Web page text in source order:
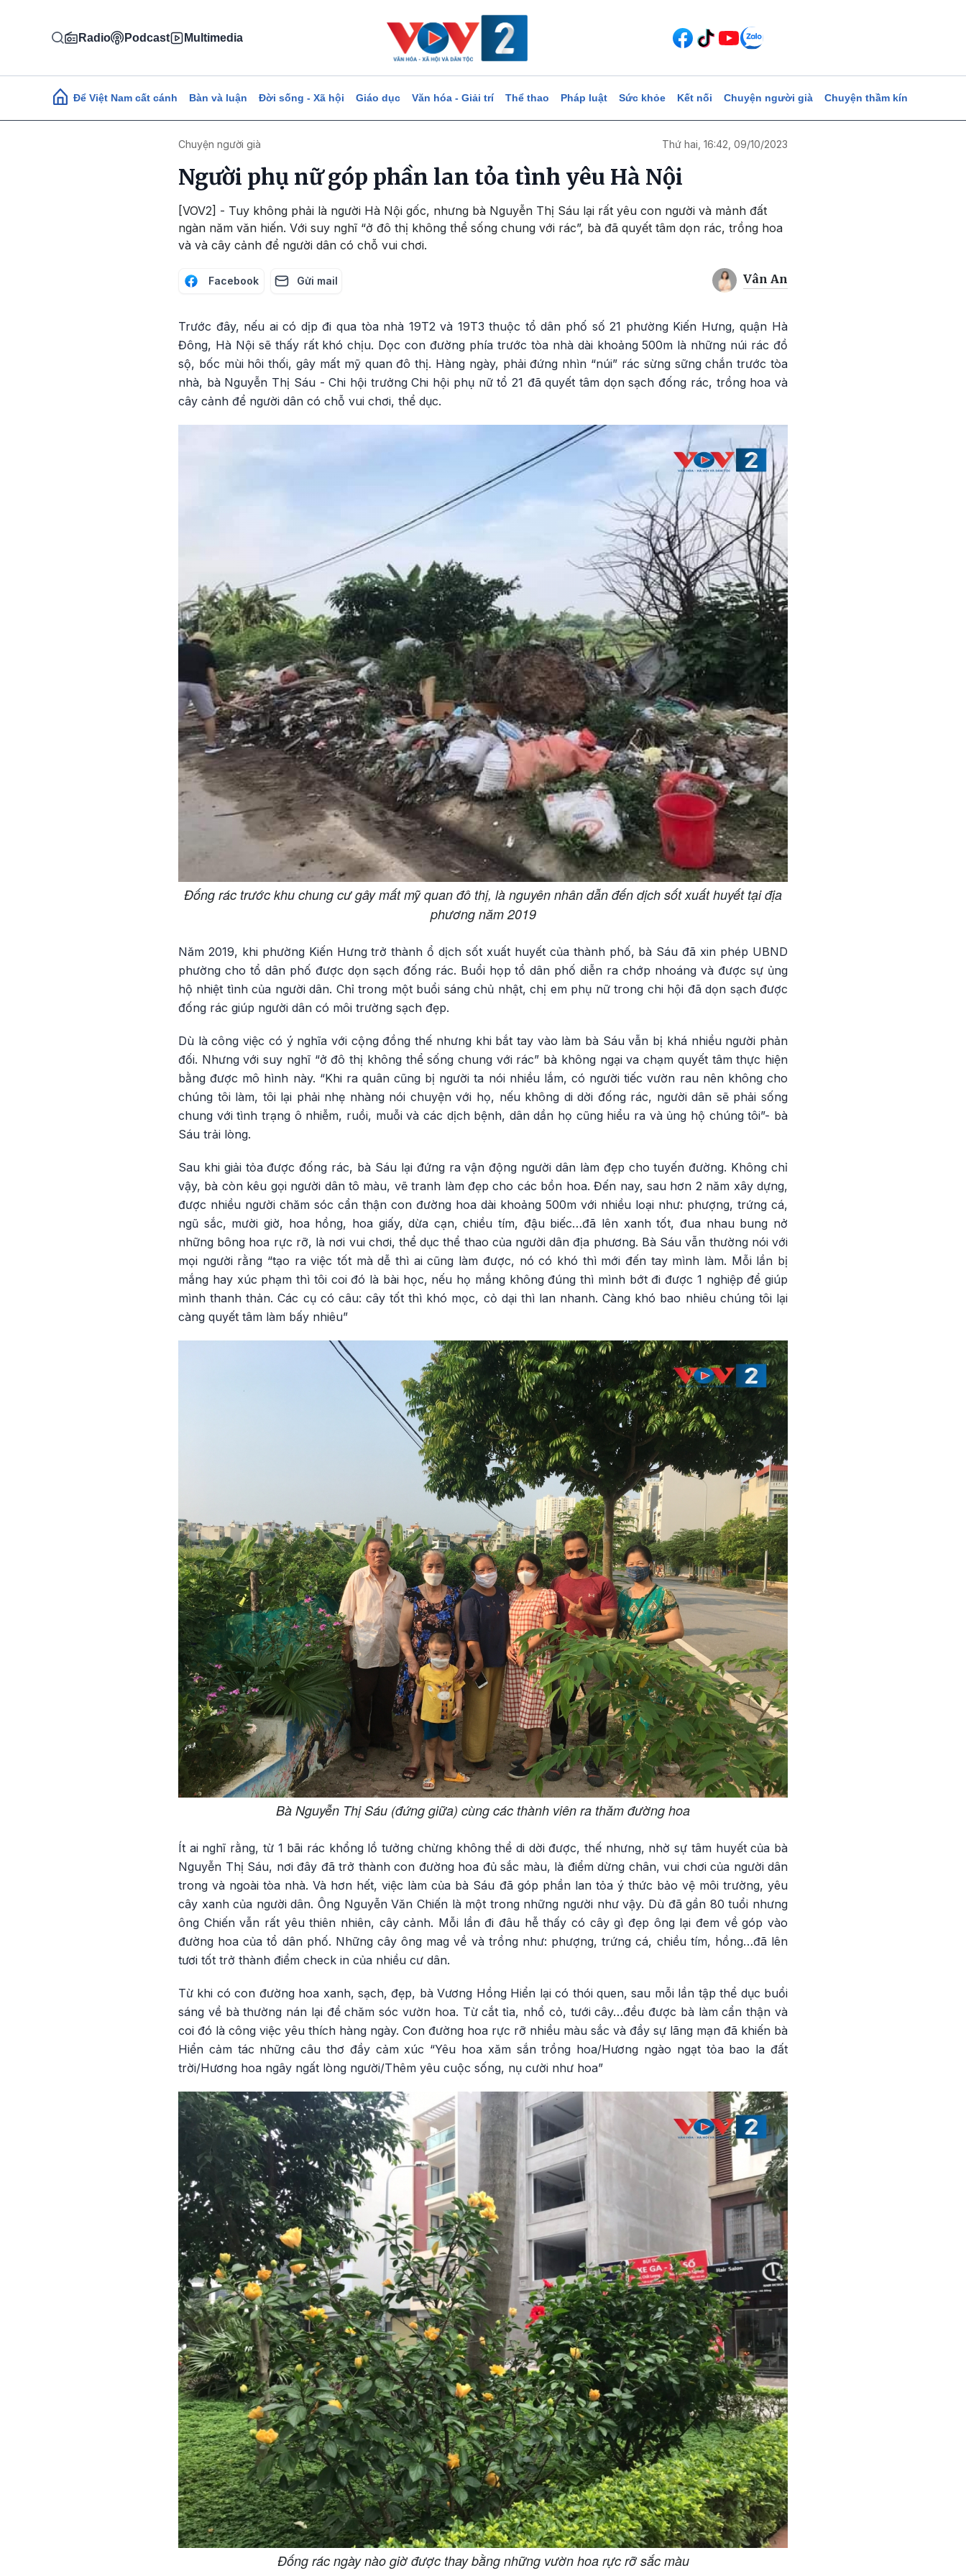
Radio Podcast Multimedia
Main navigation
Để Việt Nam cất cánh Bàn và luận Đời sống - Xã hội Giáo dục Văn hóa - Giải trí Thể thao Pháp luật Sức khỏe Kết nối Chuyện người già Chuyện thầm kín
Chuyện người già Thứ hai, 16:42, 09/10/2023
Người phụ nữ góp phần lan tỏa tình yêu Hà Nội
[VOV2] - Tuy không phải là người Hà Nội gốc, nhưng bà Nguyễn Thị Sáu lại rất yêu con người và mảnh đất
ngàn năm văn hiến. Với suy nghĩ “ở đô thị không thể sống chung với rác”, bà đã quyết tâm dọn rác, trồng hoa
và và cây cảnh để người dân có chỗ vui chơi.
Facebook Gửi mail Vân An
Trước đây, nếu ai có dịp đi qua tòa nhà 19T2 và 19T3 thuộc tổ dân phố số 21 phường Kiến Hưng, quận Hà
Đông, Hà Nội sẽ thấy rất khó chịu. Dọc con đường phía trước tòa nhà dài khoảng 500m là những núi rác đồ
sộ, bốc mùi hôi thối, gây mất mỹ quan đô thị. Hàng ngày, phải đứng nhìn “núi” rác sừng sững chắn trước tòa
nhà, bà Nguyễn Thị Sáu - Chi hội trưởng Chi hội phụ nữ tổ 21 đã quyết tâm dọn sạch đống rác, trồng hoa và
cây cảnh để người dân có chỗ vui chơi, thể dục.
Đống rác trước khu chung cư gây mất mỹ quan đô thị, là nguyên nhân dẫn đến dịch sốt xuất huyết tại địa
phương năm 2019
Năm 2019, khi phường Kiến Hưng trở thành ổ dịch sốt xuất huyết của thành phố, bà Sáu đã xin phép UBND
phường cho tổ dân phố được dọn sạch đống rác. Buổi họp tổ dân phố diễn ra chớp nhoáng và được sự ủng
hộ nhiệt tình của người dân. Chỉ trong một buổi sáng chủ nhật, chị em phụ nữ trong chi hội đã dọn sạch được
đống rác giúp người dân có môi trường sạch đẹp.
Dù là công việc có ý nghĩa với cộng đồng thế nhưng khi bắt tay vào làm bà Sáu vẫn bị khá nhiều người phản
đối. Nhưng với suy nghĩ “ở đô thị không thể sống chung với rác” bà không ngại va chạm quyết tâm thực hiện
bằng được mô hình này. “Khi ra quân cũng bị người ta nói nhiều lắm, có người tiếc vườn rau nên không cho
chúng tôi làm, tôi lại phải nhẹ nhàng nói chuyện với họ, nếu không di dời đống rác, người dân sẽ phải sống
chung với tình trạng ô nhiễm, ruồi, muỗi và các dịch bệnh, dân dần họ cũng hiểu ra và ủng hộ chúng tôi”- bà
Sáu trải lòng.
Sau khi giải tỏa được đống rác, bà Sáu lại đứng ra vận động người dân làm đẹp cho tuyến đường. Không chỉ
vậy, bà còn kêu gọi người dân tô màu, vẽ tranh làm đẹp cho các bồn hoa. Đến nay, sau hơn 2 năm xây dựng,
được nhiều người chăm sóc cẩn thận con đường hoa dài khoảng 500m với nhiều loại như: phượng, trứng cá,
ngũ sắc, mười giờ, hoa hồng, hoa giấy, dừa cạn, chiều tím, đậu biếc…đã lên xanh tốt, đua nhau bung nở
những bông hoa rực rỡ, là nơi vui chơi, thể dục thể thao của người dân địa phương. Bà Sáu vẫn thường nói với
mọi người rằng “tạo ra việc tốt mà dễ thì ai cũng làm được, nó có khó thì mới đến tay mình làm. Mỗi lần bị
mắng hay xúc phạm thì tôi coi đó là bài học, nếu họ mắng không đúng thì mình bớt đi được 1 nghiệp để giúp
mình thanh thản. Các cụ có câu: cây tốt thì khó mọc, cỏ dại thì lan nhanh. Càng khó bao nhiêu chúng tôi lại
càng quyết tâm làm bấy nhiêu”
Bà Nguyễn Thị Sáu (đứng giữa) cùng các thành viên ra thăm đường hoa
Ít ai nghĩ rằng, từ 1 bãi rác khổng lồ tưởng chừng không thể di dời được, thế nhưng, nhờ sự tâm huyết của bà
Nguyễn Thị Sáu, nơi đây đã trở thành con đường hoa đủ sắc màu, là điểm dừng chân, vui chơi của người dân
trong và ngoài tòa nhà. Và hơn hết, việc làm của bà Sáu đã góp phần lan tỏa ý thức bảo vệ môi trường, yêu
cây xanh của người dân. Ông Nguyễn Văn Chiến là một trong những người như vậy. Dù đã gần 80 tuổi nhưng
ông Chiến vẫn rất yêu thiên nhiên, cây cảnh. Mỗi lần đi đâu hễ thấy có cây gì đẹp ông lại đem về góp vào
đường hoa của tổ dân phố. Những cây ông mag về và trồng như: phượng, trứng cá, chiều tím, hồng…đã lên
tươi tốt trở thành điểm check in của nhiều cư dân.
Từ khi có con đường hoa xanh, sạch, đẹp, bà Vương Hồng Hiển lại có thói quen, sau mỗi lần tập thể dục buổi
sáng về bà thường nán lại để chăm sóc vườn hoa. Từ cắt tỉa, nhổ cỏ, tưới cây…đều được bà làm cẩn thận và
coi đó là công việc yêu thích hàng ngày. Con đường hoa rực rỡ nhiều màu sắc và đầy sự lãng mạn đã khiến bà
Hiển cảm tác những câu thơ đầy cảm xúc “Yêu hoa xăm sắn trồng hoa/Hương ngào ngạt tỏa bao la đất
trời/Hương hoa ngây ngất lòng người/Thêm yêu cuộc sống, nụ cười như hoa”
Đống rác ngày nào giờ được thay bằng những vườn hoa rực rỡ sắc màu